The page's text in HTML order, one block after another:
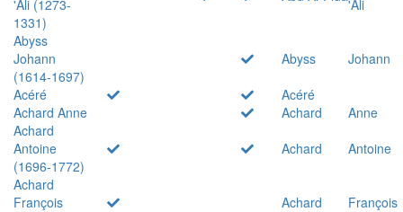
'Ali (1273-
1331)
'Ali
Abyss
Johann
(1614-1697)
Abyss
Johann
Acéré
Acéré
Achard Anne
Achard
Anne
Achard
Antoine
(1696-1772)
Achard
Antoine
Achard
François
Achard
François